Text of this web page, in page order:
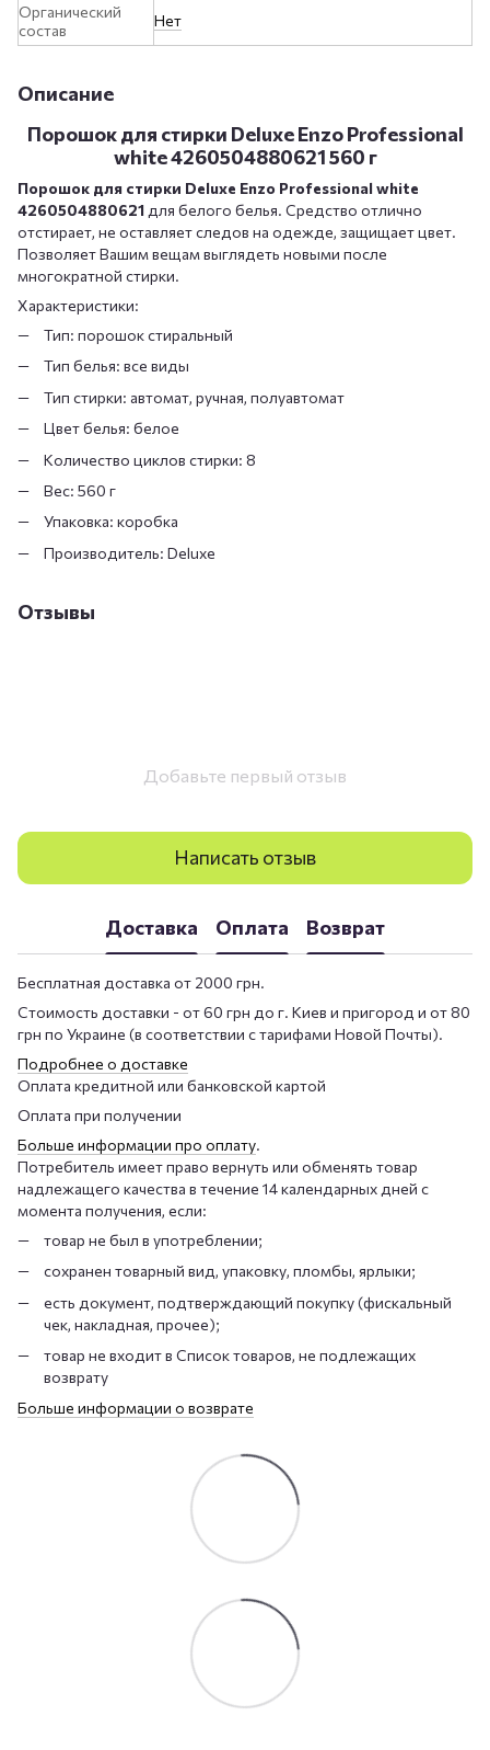
Органический
состав
Нет
Описание
Порошок для стирки Deluxe Enzo Professional
white 4260504880621 560 г
Порошок для стирки Deluxe Enzo Professional white
4260504880621 для белого белья. Средство отлично
отстирает, не оставляет следов на одежде, защищает цвет.
Позволяет Вашим вещам выглядеть новыми после
многократной стирки.
Характеристики:
Тип: порошок стиральный
Тип белья: все виды
Тип стирки: автомат, ручная, полуавтомат
Цвет белья: белое
Количество циклов стирки: 8
Вес: 560 г
Упаковка: коробка
Производитель: Deluxe
Отзывы
Добавьте первый отзыв
Написать отзыв
Доставка Оплата Возврат
Бесплатная доставка от 2000 грн.
Стоимость доставки - от 60 грн до г. Киев и пригород и от 80
грн по Украине (в соответствии с тарифами Новой Почты).
Подробнее о доставке
Оплата кредитной или банковской картой
Оплата при получении
Больше информации про оплату.
Потребитель имеет право вернуть или обменять товар
надлежащего качества в течение 14 календарных дней с
момента получения, если:
товар не был в употреблении;
сохранен товарный вид, упаковку, пломбы, ярлыки;
есть документ, подтверждающий покупку (фискальный
чек, накладная, прочее);
товар не входит в Список товаров, не подлежащих
возврату
Больше информации о возврате